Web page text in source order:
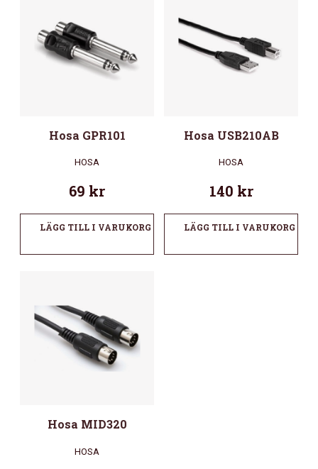
Hosa GPR101
HOSA
69 kr
LÄGG TILL I VARUKORG
Hosa USB210AB
HOSA
140 kr
LÄGG TILL I VARUKORG
Hosa MID320
HOSA